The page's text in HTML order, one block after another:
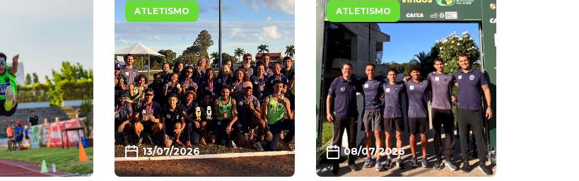
ATLETISMO
13/07/2026
ATLETISMO
08/07/2026